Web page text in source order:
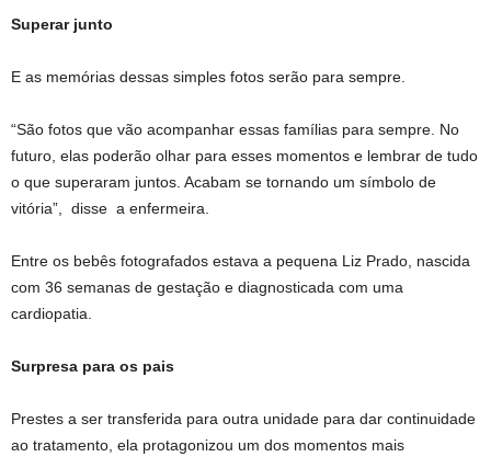
Superar junto
E as memórias dessas simples fotos serão para sempre.
“São fotos que vão acompanhar essas famílias para sempre. No
futuro, elas poderão olhar para esses momentos e lembrar de tudo
o que superaram juntos. Acabam se tornando um símbolo de
vitória”, disse a enfermeira.
Entre os bebês fotografados estava a pequena Liz Prado, nascida
com 36 semanas de gestação e diagnosticada com uma
cardiopatia.
Surpresa para os pais
Prestes a ser transferida para outra unidade para dar continuidade
ao tratamento, ela protagonizou um dos momentos mais